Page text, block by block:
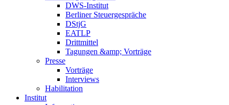
DWS-Institut
Berliner Steuergespräche
DStjG
EATLP
Drittmittel
Tagungen &amp; Vorträge
Presse
Vorträge
Interviews
Habilitation
Institut